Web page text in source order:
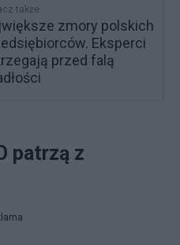
także
zmory polskich
Eksperci
przed falą
patrzą z